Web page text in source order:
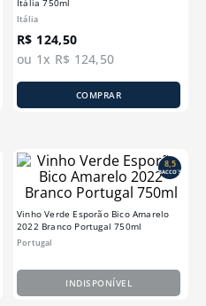
Itália 750ml
Itália
R$ 124,50
ou 1x R$ 124,50
COMPRAR
Vinho Verde Esporão Bico Amarelo
2022 Branco Portugal 750ml
Portugal
8,5
BACCO´S
INDISPONÍVEL